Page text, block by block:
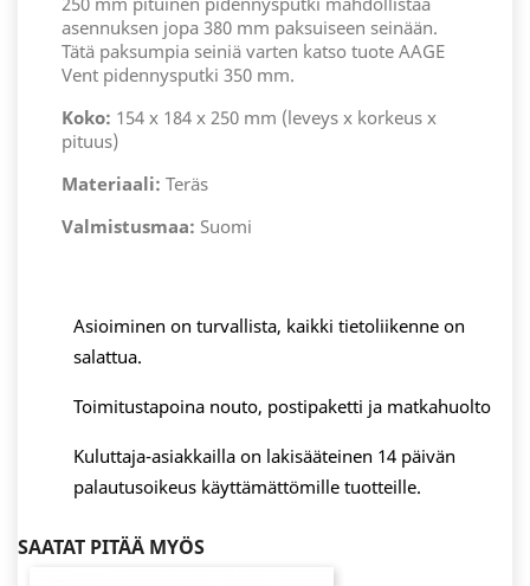
asennuksen jopa 380 mm paksuiseen seinään.
Tätä paksumpia seiniä varten katso tuote AAGE
Vent pidennysputki 350 mm.
Koko: 154 x 184 x 250 mm (leveys x korkeus x
pituus)
Materiaali: Teräs
Valmistusmaa: Suomi
Asioiminen on turvallista, kaikki tietoliikenne on
salattua.
Toimitustapoina nouto, postipaketti ja matkahuolto
Kuluttaja-asiakkailla on lakisääteinen 14 päivän
palautusoikeus käyttämättömille tuotteille.
SAATAT PITÄÄ MYÖS